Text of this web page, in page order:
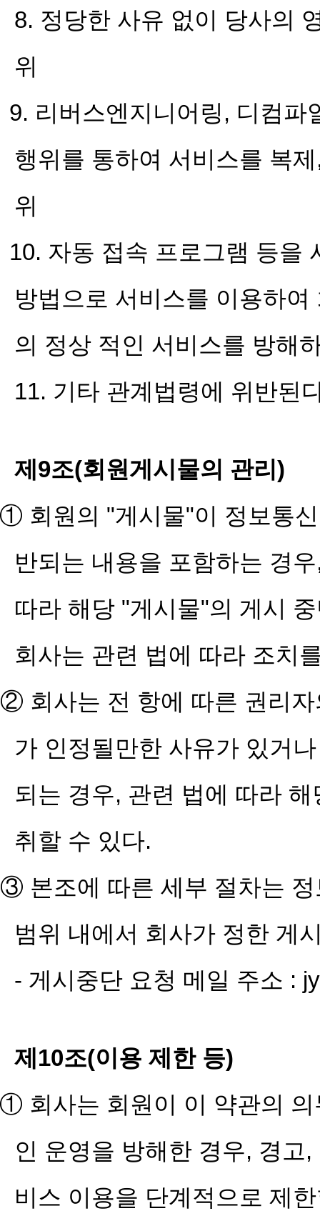
8. 정당한 사유 없이 당사의
위
9. 리버스엔지니어링, 디컴파
행위를 통하여 서비스를 복
위
10. 자동 접속 프로그램 등을
방법으로 서비스를 이용하
의 정상 적인 서비스를 방해
11. 기타 관계법령에 위반된
제9조(회원게시물의 관리)
① 회원의 "게시물"이 정보통
반되는 내용을 포함하는 경
따라 해당 "게시물"의 게시
회사는 관련 법에 따라 조치
② 회사는 전 항에 따른 권리
가 인정될만한 사유가 있거
되는 경우, 관련 법에 따라
취할 수 있다.
③ 본조에 따른 세부 절차는
범위 내에서 회사가 정한 게
- 게시중단 요청 메일 주소 :
제10조(이용 제한 등)
① 회사는 회원이 이 약관의
인 운영을 방해한 경우, 경고
비스 이용을 단계적으로 제